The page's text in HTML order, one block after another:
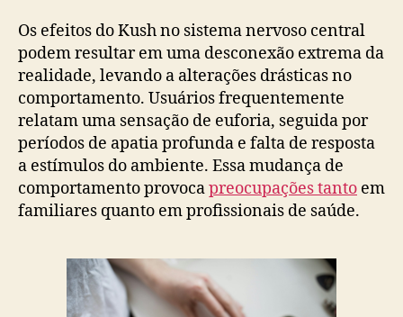
Os efeitos do Kush no sistema nervoso central
podem resultar em uma desconexão extrema da
realidade, levando a alterações drásticas no
comportamento. Usuários frequentemente
relatam uma sensação de euforia, seguida por
períodos de apatia profunda e falta de resposta
a estímulos do ambiente. Essa mudança de
comportamento provocapreocupações tanto em
familiares quanto em profissionais de saúde.